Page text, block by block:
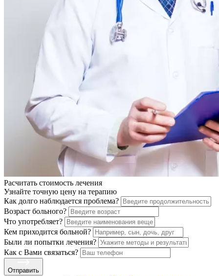
Расчитать стоимость лечения
Узнайте точную цену на терапию
Как долго наблюдается проблема?
Возраст больного?
Что употребляет?
Кем приходится больной?
Были ли попытки лечения?
Как с Вами связаться?
Отправить